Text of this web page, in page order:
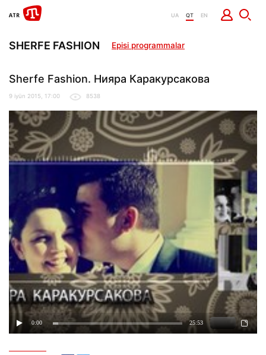
UA QT EN
SHERFE FASHION Episi programmalar
Sherfe Fashion. Нияра Каракурсакова
9 iyün 2015, 17:00 8538